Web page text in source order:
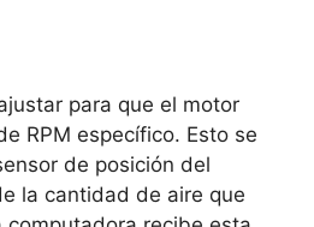
para que el motor
RPM específico. Esto se
de posición del
la cantidad de aire que